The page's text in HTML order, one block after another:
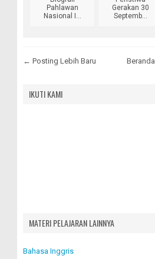
Pahlawan
Nasional I...
Gerakan 30
Septemb...
← Posting Lebih Baru Beranda
IKUTI KAMI
MATERI PELAJARAN LAINNYA
Bahasa Inggris